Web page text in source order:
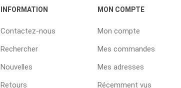
INFORMATION
Contactez-nous
Rechercher
Nouvelles
Retours
MON COMPTE
Mon compte
Mes commandes
Mes adresses
Récemment vus